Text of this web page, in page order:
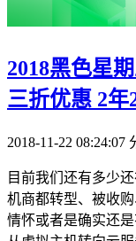
2018黑色星
三折优惠 2年
2018-11-22 08:24:07
目前我们还有多少
机商都转型、被收
情怀或者是确实还